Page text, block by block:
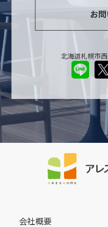
お
北海道札幌市
会社概要